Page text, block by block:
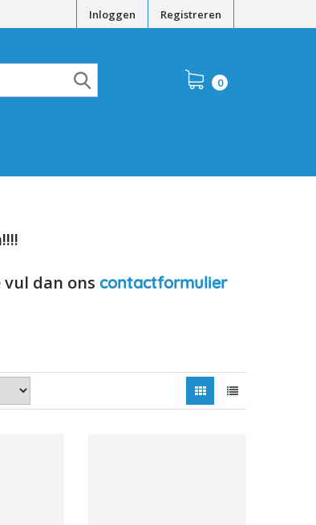
Inloggen Registreren
0
dan ons contactformulier